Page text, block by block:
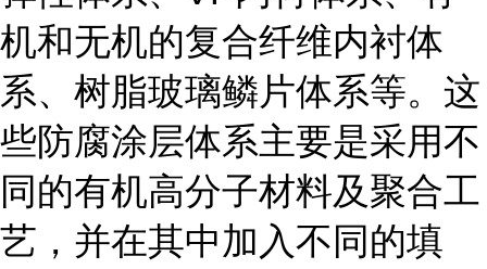
机和无机的复合纤维内衬体
系、树脂玻璃鳞片体系等。这
些防腐涂层体系主要是采用不
同的有机高分子材料及聚合工
艺，并在其中加入不同的填